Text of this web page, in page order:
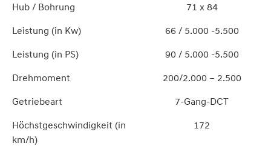
Hub / Bohrung
71 x 84
Leistung (in Kw)
66 / 5.000 -5.500
Leistung (in PS)
90 / 5.000 -5.500
Drehmoment
200/2.000 – 2.500
Getriebeart
7-Gang-DCT
Höchstgeschwindigkeit (in
km/h)
172